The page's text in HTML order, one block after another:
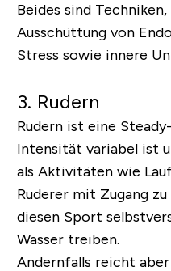
Beides sind
Ausschüttung von
Stress sowie innere
3. Rudern
Rudern ist eine
Intensität variabel ist
als Aktivitäten wie
Ruderer mit Zugang
diesen Sport
Wasser treiben.
Andernfalls reicht aber